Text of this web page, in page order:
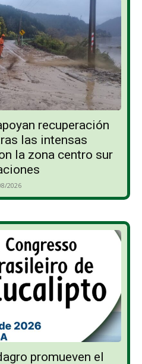
recuperación
las intensas
la zona centro sur
2026
promueven el